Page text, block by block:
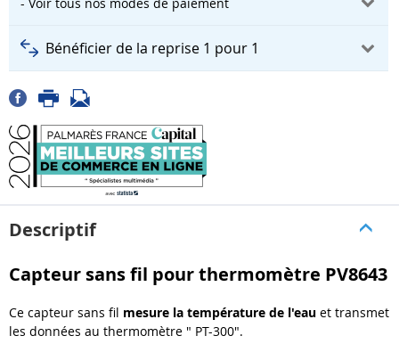
Bénéficier de la reprise 1 pour 1
Descriptif
Capteur sans fil pour thermomètre PV8643
Ce capteur sans fil mesure la température de l'eau et transmet
les données au thermomètre " PT-300".